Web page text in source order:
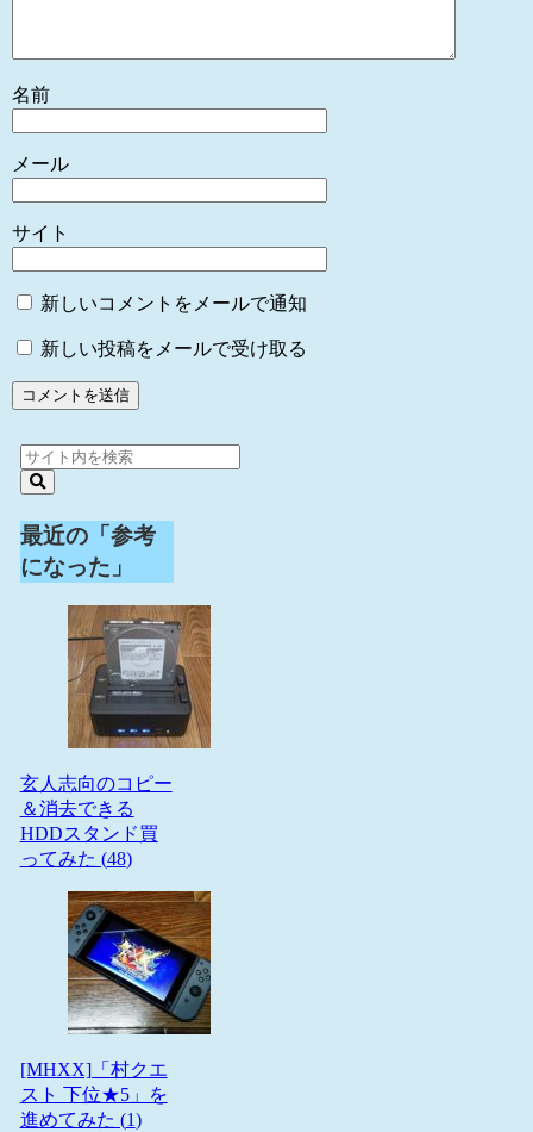
名前
メール
サイト
新しいコメントをメールで通知
新しい投稿をメールで受け取る
最近の「参考
になった」
玄人志向のコピー
＆消去できる
HDDスタンド買
ってみた (48)
[MHXX]「村クエ
スト 下位★5」を
進めてみた (1)